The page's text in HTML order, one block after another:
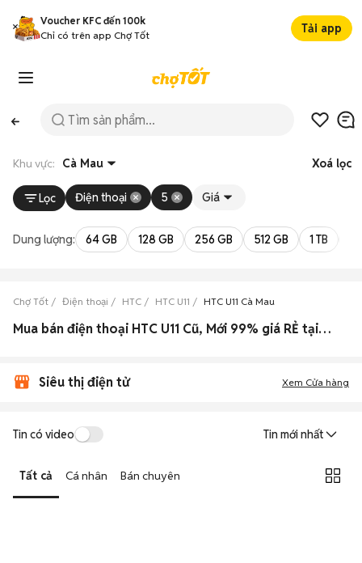
Voucher KFC đến 100k
Chỉ có trên app Chợ Tốt
Tải app
Khu vực: Cà Mau Xoá lọc
Lọc Điện thoại 5 Giá
Dung lượng: 64 GB 128 GB 256 GB 512 GB 1 TB
Chợ Tốt Điện thoại HTC HTC U11 HTC U11 Cà Mau
Mua bán điện thoại HTC U11 Cũ, Mới 99% giá RẺ tại Cà Mau
Siêu thị điện tử Xem Cửa hàng
Tin có video Tin mới nhất
Tất cả Cá nhân Bán chuyên